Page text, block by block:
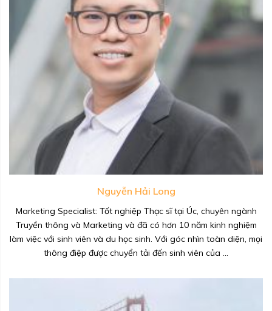
Nguyễn Hải Long
Marketing Specialist: Tốt nghiệp Thạc sĩ tại Úc, chuyên ngành
Truyền thông và Marketing và đã có hơn 10 năm kinh nghiệm
làm việc với sinh viên và du học sinh. Với góc nhìn toàn diện, mọi
thông điệp được chuyển tải đến sinh viên của ...